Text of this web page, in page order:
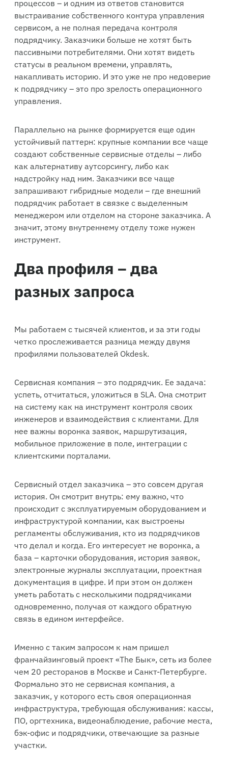
процессов – и одним из ответов становится
выстраивание собственного контура управления
сервисом, а не полная передача контроля
подрядчику. Заказчики больше не хотят быть
пассивными потребителями. Они хотят видеть
статусы в реальном времени, управлять,
накапливать историю. И это уже не про недоверие
к подрядчику – это про зрелость операционного
управления.
Параллельно на рынке формируется еще один
устойчивый паттерн: крупные компании все чаще
создают собственные сервисные отделы – либо
как альтернативу аутсорсингу, либо как
надстройку над ним. Заказчики все чаще
запрашивают гибридные модели – где внешний
подрядчик работает в связке с выделенным
менеджером или отделом на стороне заказчика. А
значит, этому внутреннему отделу тоже нужен
инструмент.
Два профиля – два
разных запроса
Мы работаем с тысячей клиентов, и за эти годы
четко прослеживается разница между двумя
профилями пользователей Okdesk.
Сервисная компания – это подрядчик. Ее задача:
успеть, отчитаться, уложиться в SLA. Она смотрит
на систему как на инструмент контроля своих
инженеров и взаимодействия с клиентами. Для
нее важны воронка заявок, маршрутизация,
мобильное приложение в поле, интеграции с
клиентскими порталами.
Сервисный отдел заказчика – это совсем другая
история. Он смотрит внутрь: ему важно, что
происходит с эксплуатируемым оборудованием и
инфраструктурой компании, как выстроены
регламенты обслуживания, кто из подрядчиков
что делал и когда. Его интересует не воронка, а
база – карточки оборудования, история заявок,
электронные журналы эксплуатации, проектная
документация в цифре. И при этом он должен
уметь работать с несколькими подрядчиками
одновременно, получая от каждого обратную
связь в едином интерфейсе.
Именно с таким запросом к нам пришел
франчайзинговый проект «The Бык», сеть из более
чем 20 ресторанов в Москве и Санкт-Петербурге.
Формально это не сервисная компания, а
заказчик, у которого есть своя операционная
инфраструктура, требующая обслуживания: кассы,
ПО, оргтехника, видеонаблюдение, рабочие места,
бэк-офис и подрядчики, отвечающие за разные
участки.